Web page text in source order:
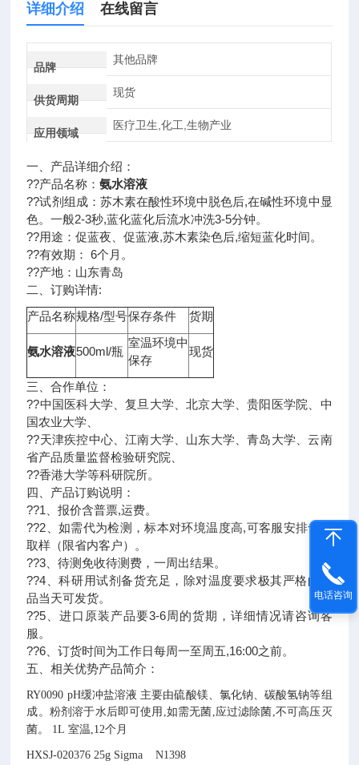
详细介绍 在线留言
品牌
其他品牌
供货周期
现货
应用领域
医疗卫生,化工,生物产业
一、产品详细介绍：
??产品名称：氨水溶液
??试剂组成：苏木素在酸性环境中脱色后,在碱性环境中显
色。一般2-3秒,蓝化蓝化后流水冲洗3-5分钟。
??用途：促蓝夜、促蓝液,苏木素染色后,缩短蓝化时间。
??有效期： 6个月。
??产地：山东青岛
二、订购详情:
产品名称规格/型号保存条件 货期
氨水溶液500ml/瓶
室温环境中
保存
现货
三、合作单位：
??中国医科大学、复旦大学、北京大学、贵阳医学院、中
国农业大学、
??天津疾控中心、江南大学、山东大学、青岛大学、云南
省产品质量监督检验研究院、
??香港大学等科研院所。
四、产品订购说明：
??1、报价含普票,运费。
??2、如需代为检测，标本对环境温度高,可客服安排专人
取样（限省内客户）。
??3、待测免收待测费，一周出结果。
??4、科研用试剂备货充足，除对温度要求极其严格的产
品当天可发货。
??5、进口原装产品要3-6周的货期，详细情况请咨询客
服。
??6、订货时间为工作日每周一至周五,16:00之前。
五、相关优势产品简介：
RY0090 pH缓冲盐溶液 主要由硫酸镁、氯化钠、碳酸氢钠等组
成。粉剂溶于水后即可使用,如需无菌,应过滤除菌,不可高压灭
菌。
1L 室温,12个月
HXSJ-020376 25g Sigma N1398
电话咨询